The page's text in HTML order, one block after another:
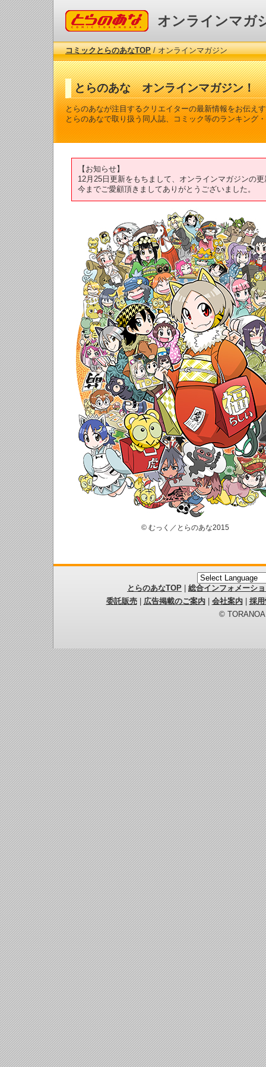
コミックとらのあな オンラインマガ
コミックとらのあなTOP/ オンラインマガジン
とらのあな オンラインマガジン！
とらのあなが注目するクリエイターの最新情報をお伝え
とらのあなで取り扱う同人誌、コミック等のランキング
【お知らせ】
12月25日更新をもちまして、オンラインマガジンの
今までご愛顧頂きましてありがとうございました。
© むっく／とらのあな2015
とらのあなTOP
総合インフォメーシ
委託販売| 広告掲載のご案内| 会社案内| 採
©